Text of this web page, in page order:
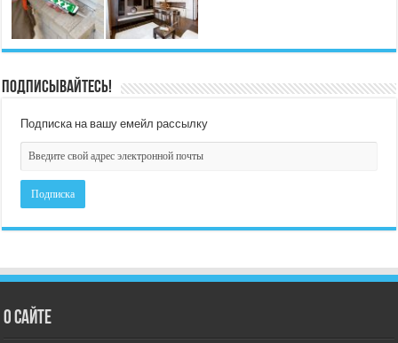
Подписывайтесь!
Подписка на вашу емейл рассылку
О сайте